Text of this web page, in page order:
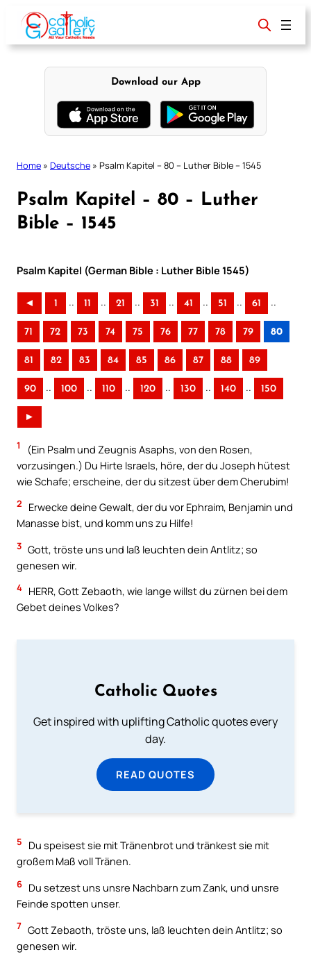
content
Download our App
Home » Deutsche » Psalm Kapitel – 80 – Luther Bible – 1545
Psalm Kapitel – 80 – Luther
Bible – 1545
Psalm Kapitel (German Bible : Luther Bible 1545)
◄ 1 .. 11 .. 21 .. 31 .. 41 .. 51 .. 61 ..
71 72 73 74 75 76 77 78 79 80
81 82 83 84 85 86 87 88 89
90 .. 100 .. 110 .. 120 .. 130 .. 140 .. 150
►
1
(Ein Psalm und Zeugnis Asaphs, von den Rosen,
vorzusingen.) Du Hirte Israels, höre, der du Joseph hütest
wie Schafe; erscheine, der du sitzest über dem Cherubim!
2
Erwecke deine Gewalt, der du vor Ephraim, Benjamin und
Manasse bist, und komm uns zu Hilfe!
3 Gott, tröste uns und laß leuchten dein Antlitz; so
genesen wir.
4 HERR, Gott Zebaoth, wie lange willst du zürnen bei dem
Gebet deines Volkes?
Catholic Quotes
Get inspired with uplifting Catholic quotes every
day.
READ QUOTES
5
Du speisest sie mit Tränenbrot und tränkest sie mit
großem Maß voll Tränen.
6 Du setzest uns unsre Nachbarn zum Zank, und unsre
Feinde spotten unser.
7 Gott Zebaoth, tröste uns, laß leuchten dein Antlitz; so
genesen wir.